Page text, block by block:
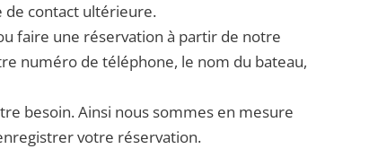
de contact ultérieure.
faire une réservation à partir de notre
numéro de téléphone, le nom du bateau,
besoin. Ainsi nous sommes en mesure
votre réservation.